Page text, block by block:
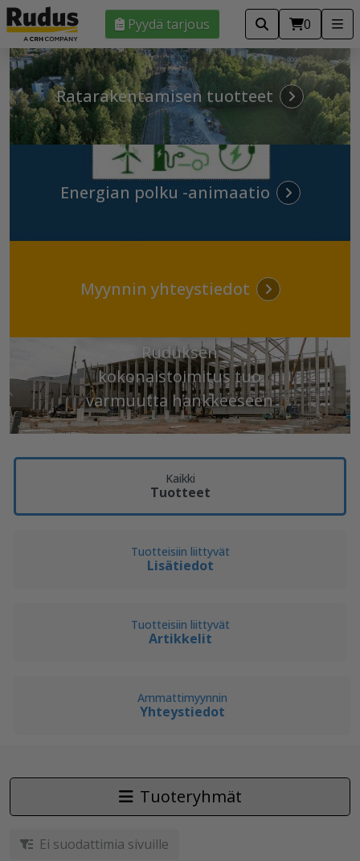
Pyydä tarjous 0
Ratarakentamisen tuotteet
Energian polku -animaatio
Myynnin yhteystiedot
Kotkan jättimäinen
Ruduksen
kokonaistoimitus tuo
varmuutta hankkeeseen
Edellinen
Kaikki
Tuotteet
Tuotteisiin liittyvät
Lisätiedot
Tuotteisiin liittyvät
Artikkelit
Ammattimyynnin
Yhteystiedot
Tuoteryhmät
Ei suodattimia sivuille